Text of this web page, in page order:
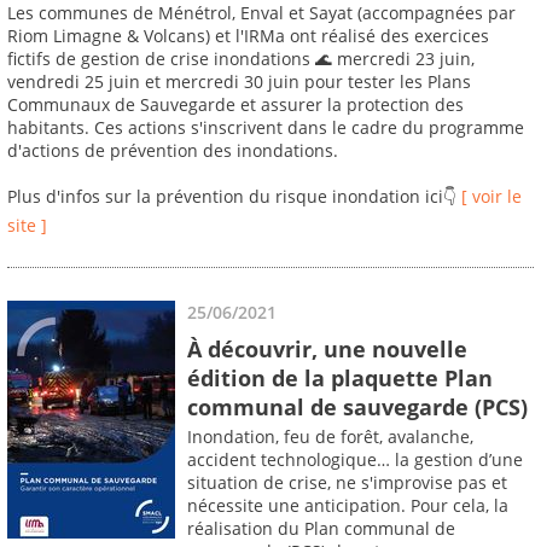
Les communes de Ménétrol, Enval et Sayat (accompagnées par
Riom Limagne & Volcans) et l'IRMa ont réalisé des exercices
fictifs de gestion de crise inondations 🌊 mercredi 23 juin,
vendredi 25 juin et mercredi 30 juin pour tester les Plans
Communaux de Sauvegarde et assurer la protection des
habitants. Ces actions s'inscrivent dans le cadre du programme
d'actions de prévention des inondations.
Plus d'infos sur la prévention du risque inondation ici👇 [ voir le
site ]
25/06/2021
À découvrir, une nouvelle
édition de la plaquette Plan
communal de sauvegarde (PCS)
Inondation, feu de forêt, avalanche,
accident technologique… la gestion d’une
situation de crise, ne s'improvise pas et
nécessite une anticipation. Pour cela, la
réalisation du Plan communal de